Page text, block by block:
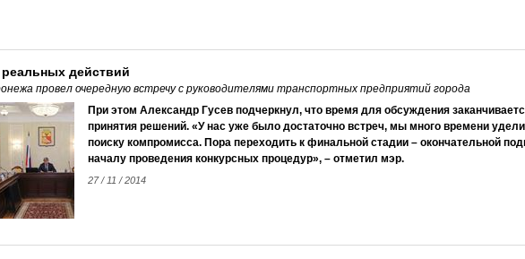
действий
провел очередную встречу с руководителями транспортных предприятий города
При этом Александр Гусев подчеркнул, что время для обсуждения
принятия решений. «У нас уже было достаточно встреч, мы много времени
поиску компромисса. Пора переходить к финальной стадии – окончательной
началу проведения конкурсных процедур», – отметил мэр.
27 / 11 / 2014